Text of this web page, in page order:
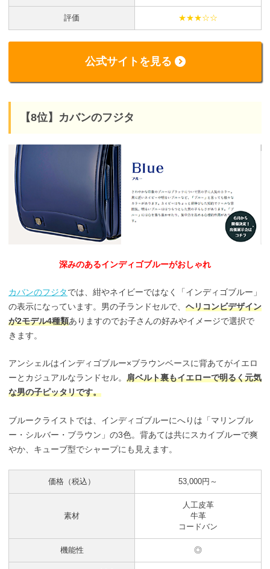
評価 ★★★☆☆
公式サイトを見る
【8位】カバンのフジタ
深みのあるインディゴブルーがおしゃれ
カバンのフジタでは、紺やネイビーではなく「インディゴブルー」
の表示になっています。男の子ランドセルで、 ヘリコンビデザイン
が2モデル4種類ありますのでお子さんの好みやイメージで選択で
きます。
アンシェルはインディゴブルー×ブラウンベースに背あてがイエロ
ーとカジュアルなランドセル。 肩ベルト裏もイエローで明るく元気
な男の子ピッタリです。
ブルークライストでは、インディゴブルーにへりは「マリンブル
ー・シルバー・ブラウン」の3色。背あては共にスカイブルーで爽
やか、キューブ型でシャープにも見えます。
価格（税込） 53,000円～
素材
人工皮革
牛革
コードバン
機能性 ◎